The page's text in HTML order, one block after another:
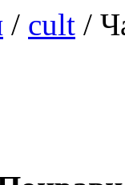
/ cult /